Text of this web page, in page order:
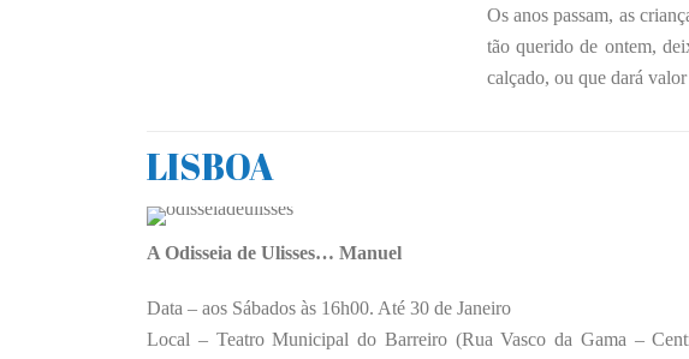
Os anos passam, as
tão querido de ontem,
calçado, ou que dará
LISBOA
A Odisseia de Ulisses… Manuel
Data – aos Sábados às 16h00. Até 30 de Janeiro
Local – Teatro Municipal do Barreiro (Rua Vasco da Gama –